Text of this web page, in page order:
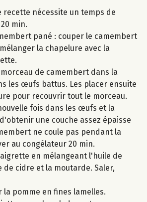
recette nécessite un temps de
min.
pané : couper le camembert
la chapelure avec la
de camembert dans la
les œufs battus. Les placer ensuite
pour recouvrir tout le morceau.
fois dans les œufs et la
une couche assez épaisse
ne coule pas pendant la
au congélateur 20 min.
en mélangeant l'huile de
de cidre et la moutarde. Saler,
la pomme en fines lamelles.